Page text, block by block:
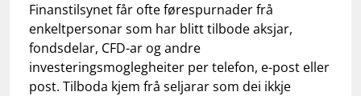
Finanstilsynet får ofte førespurnader frå
enkeltpersonar som har blitt tilbode aksjar,
fondsdelar, CFD-ar og andre
investeringsmoglegheiter per telefon, e-post eller
post. Tilboda kjem frå seljarar som dei ikkje